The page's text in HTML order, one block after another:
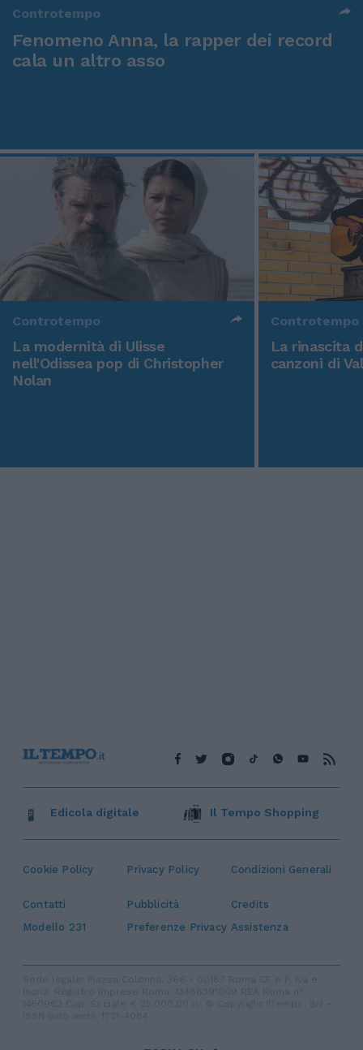
Controtempo
Fenomeno Anna, la rapper dei record
cala un altro asso
Controtempo
La modernità di Ulisse
nell'Odissea pop di Christopher
Nolan
Controtempo
La rinascita
canzoni di
Cookie Policy Privacy Policy Condizioni Generali
Contatti Pubblicità
Credits
Modello 231
Preferenze Privacy Assistenza
Edicola digitale Il Tempo Shopping